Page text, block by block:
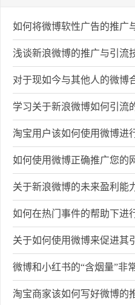
浅谈新浪微博的推广与引流
学习关于新浪微博如何引流
淘宝用户该如何使用微博进
如何使用微博正确推广您的
关于如何使用微博来促进其
淘宝商家该如何写好微博的